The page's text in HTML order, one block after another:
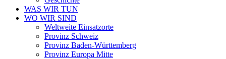
WAS WIR TUN
WO WIR SIND
Weltweite Einsatzorte
Provinz Schweiz
Provinz Baden-Württemberg
Provinz Europa Mitte